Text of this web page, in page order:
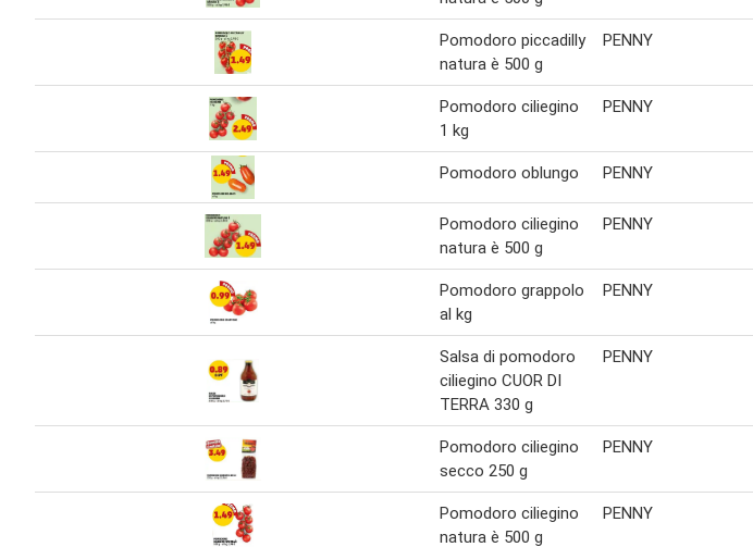
Pomodoro piccadilly
natura è 500 g
PENNY
Pomodoro ciliegino
1 kg
PENNY
Pomodoro oblungo PENNY
Pomodoro ciliegino
natura è 500 g
PENNY
Pomodoro grappolo
al kg
PENNY
Salsa di pomodoro
ciliegino CUOR DI
TERRA 330 g
PENNY
Pomodoro ciliegino
secco 250 g
PENNY
Pomodoro ciliegino
natura è 500 g
PENNY